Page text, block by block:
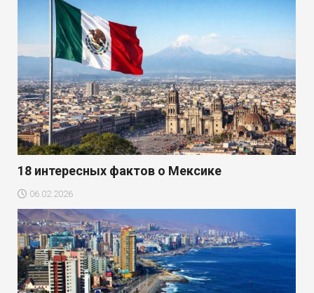
18 интересных фактов о Мексике
06.02.2026